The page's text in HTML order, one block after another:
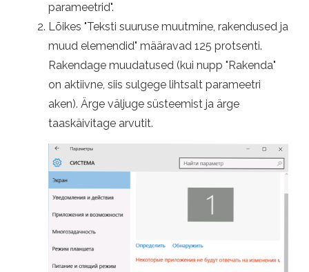
parameetrid".
Lõikes "Teksti suuruse muutmine, rakendused ja
muud elemendid" määravad 125 protsenti.
Rakendage muudatused (kui nupp "Rakenda"
on aktiivne, siis sulgege lihtsalt parameetri
aken). Ärge väljuge süsteemist ja ärge
taaskäivitage arvutit.